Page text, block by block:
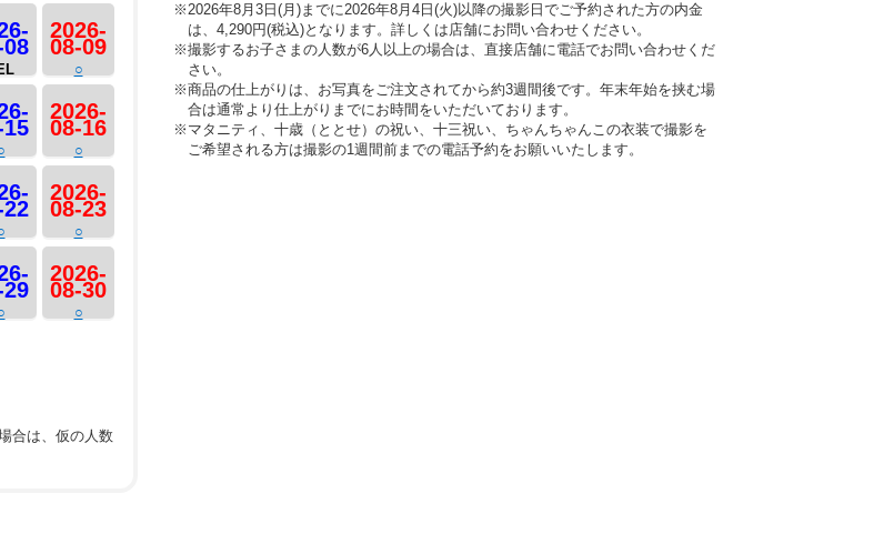
2026-
08-09
○
2026-
08-16
○
2026-
08-23
○
2026-
08-30
○
合は、仮の人数
※2026年8月3日(月)までに2026年8月4日(火)以降の撮影日でご予約された方の内金
は、4,290円(税込)となります。詳しくは店舗にお問い合わせください。
※撮影するお子さまの人数が6人以上の場合は、直接店舗に電話でお問い合わせくだ
さい。
※商品の仕上がりは、お写真をご注文されてから約3週間後です。年末年始を挟む場
合は通常より仕上がりまでにお時間をいただいております。
※マタニティ、十歳（ととせ）の祝い、十三祝い、ちゃんちゃんこの衣装で撮影を
ご希望される方は撮影の1週間前までの電話予約をお願いいたします。